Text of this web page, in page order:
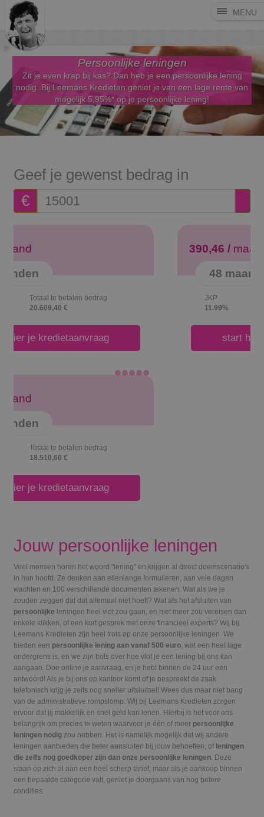
MENU
Persoonlijke leningen
Zit je even krap bij kas? Dan heb je een persoonlijke lening
nodig. Bij Leemans Kredieten geniet je van een lage rente van
mogelijk 5,95%* op je persoonlijke lening!
Geef je gewenst bedrag in
€
JKP
9.95%
start hier je kredietaanvraag
JKP
11.99%
start hier je kredietaanvraag
Jouw persoonlijke leningen
Veel mensen horen het woord "lening" en krijgen al direct doemscenario's
in hun hoofd. Ze denken aan ellenlange formulieren, aan vele dagen
wachten en 100 verschillende documenten tekenen. Wat als we je
zouden zeggen dat dat allemaal niet hoeft? Wat als het afsluiten van
persoonlijke leningen heel vlot zou gaan, en niet meer zou vereisen dan
enkele klikken, of een kort gesprek met onze financieel experts? Wij bij
Leemans Kredieten zijn heel trots op onze persoonlijke leningen. We
bieden een persoonlijke lening aan vanaf 500 euro, wat een heel lage
ondergrens is, en we zijn trots over hoe vlot je een lening bij ons kan
aangaan. Doe online je aanvraag, en je hebt binnen de 24 uur een
antwoord! Als je bij ons op kantoor komt of je bespreekt de zaak
telefonisch krijg je zelfs nog sneller uitsluitsel! Wees dus maar niet bang
van de administratieve rompslomp. Wij bij Leemans Kredieten zorgen
ervoor dat jij makkelijk en snel geld kan lenen. Hierbij is het voor ons
belangrijk om precies te weten waarvoor je één of meer persoonlijke
leningen nodig zou hebben. Het is namelijk mogelijk dat wij andere
leningen aanbieden die beter aansluiten bij jouw behoeften, of leningen
die zelfs nog goedkoper zijn dan onze persoonlijke leningen. Deze
staan op zich al aan een heel scherp tarief, maar als je aankoop binnen
een bepaalde categorie valt, geniet je doorgaans van nog betere
condities.